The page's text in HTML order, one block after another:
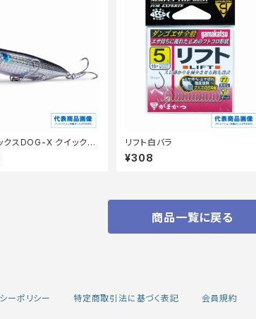
クスDOG-X クイックウ
リフト白バラ
¥308
商品一覧に戻る
ーポリシー 特定商取引法に基づく表記 会員規約